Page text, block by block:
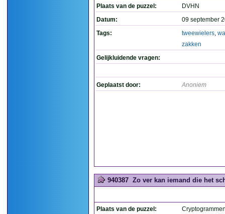
Plaats van de puzzel:
DVHN
Datum:
09 september
Tags:
tweewielers,
zakken
Gelijkluidende vragen:
Geplaatst door: Anoniem
940387 Zo ver kan iemand die het
Plaats van de puzzel: